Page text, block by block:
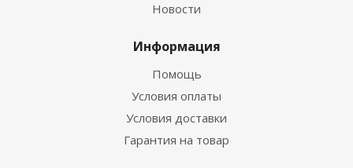
Новости
Информация
Помощь
Условия оплаты
Условия доставки
Гарантия на товар